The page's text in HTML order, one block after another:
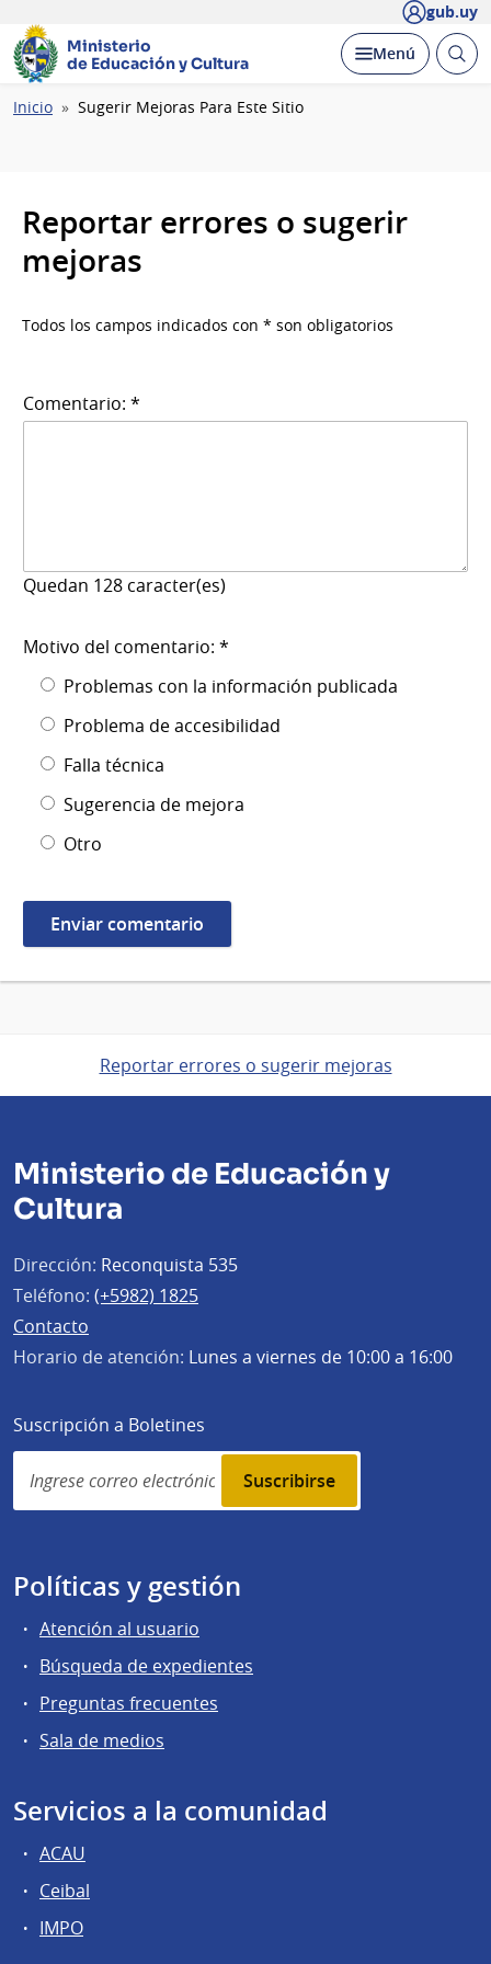
gub.uy
Ministerio
de Educación y Cultura
Desplegar
Menú Abrir
Ruta
Inicio Sugerir Mejoras Para Este Sitio
Reportar errores o sugerir
mejoras
Todos los campos indicados con * son obligatorios
Comentario: *
Quedan 128 caracter(es)
Motivo del comentario: *
Problemas con la información publicada
Problema de accesibilidad
Falla técnica
Sugerencia de mejora
Otro
Reportar errores o sugerir mejoras
Ministerio de Educación y
Cultura
Dirección: Reconquista 535
Teléfono: (+5982) 1825
Contacto
Horario de atención: Lunes a viernes de 10:00 a 16:00
Suscripción a Boletines
Simplenews
subscription
Políticas y gestión
Atención al usuario
Búsqueda de expedientes
Preguntas frecuentes
Sala de medios
Servicios a la comunidad
ACAU
Ceibal
IMPO